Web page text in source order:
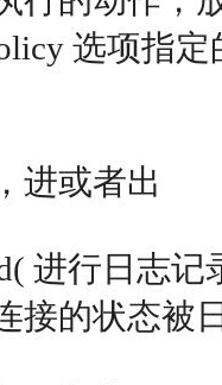
选项指
进或者出
进行日志记
接的状态被